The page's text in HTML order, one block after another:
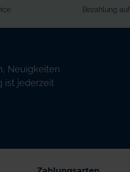
Bezahlung
Neuigkeiten
ist jederzeit